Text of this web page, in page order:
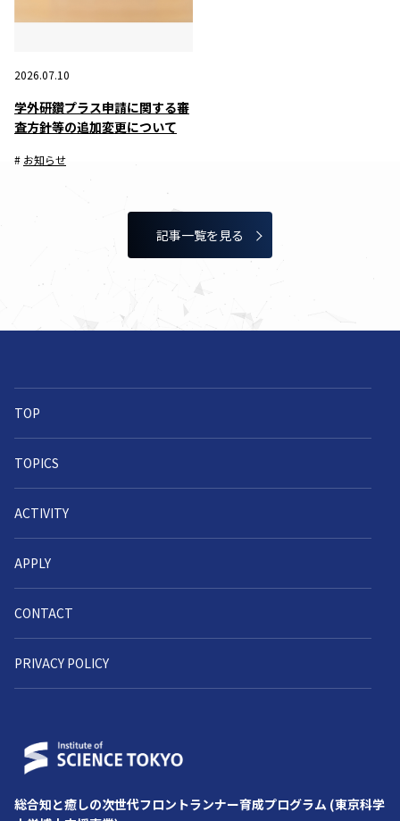
2026.07.10
学外研鑽プラス申請に関する審
査方針等の追加変更について
お知らせ
記事⼀覧を⾒る
TOP
TOPICS
ACTIVITY
APPLY
CONTACT
PRIVACY POLICY
総合知と癒しの次世代フロントランナー育成プログラム (東京科学